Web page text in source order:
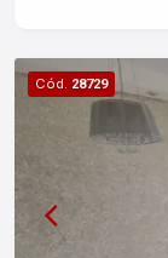
com deck
Oficial.
Society
Gourmet:
(inclusive
nas áreas
Jogos.
Cód. 28729